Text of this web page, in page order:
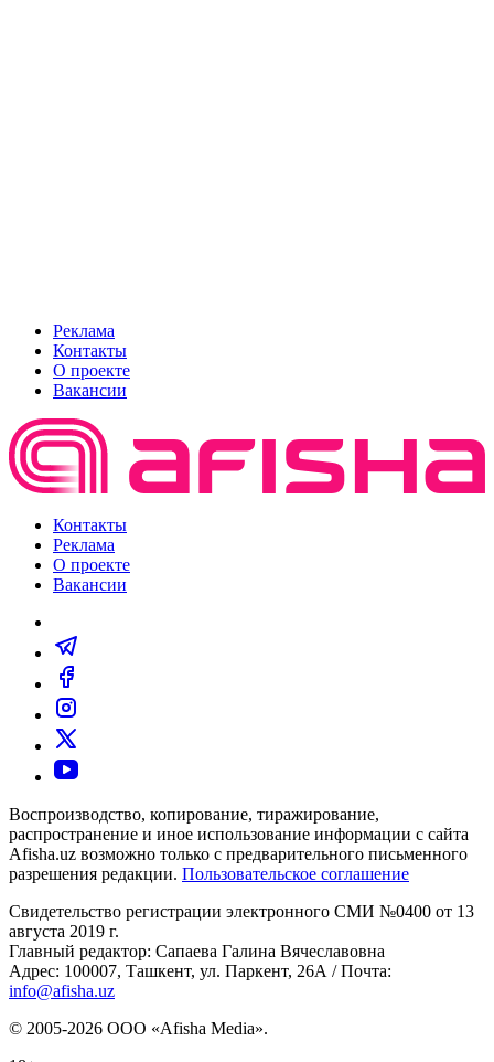
Реклама
Контакты
О проекте
Вакансии
Контакты
Реклама
О проекте
Вакансии
Воспроизводство, копирование, тиражирование,
распространение и иное использование информации с сайта
Afisha.uz возможно только с предварительного письменного
разрешения редакции. Пользовательское соглашение
Свидетельство регистрации электронного СМИ №0400 от 13
августа 2019 г.
Главный редактор: Сапаева Галина Вячеславовна
Адрес: 100007, Ташкент, ул. Паркент, 26А / Почта:
info@afisha.uz
© 2005-2026 ООО «Afisha Media».